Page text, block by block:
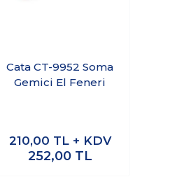
Cata CT-9952 Soma
Gemici El Feneri
210,00 TL + KDV
252,00 TL